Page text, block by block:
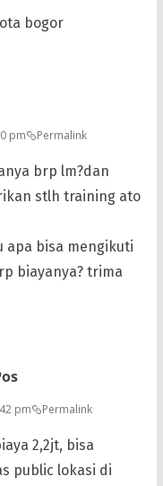
bogor
pm Permalink
brp lm?dan
stlh training ato
bisa mengikuti
biayanya? trima
pm Permalink
2,2jt, bisa
public lokasi di